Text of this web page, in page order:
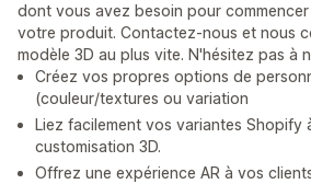
dont vous avez besoin pour
votre produit. Contactez-nous et nous
modèle 3D au plus vite. N'hésitez pas à
Créez vos propres options de
(couleur/textures ou variation
Liez facilement vos variantes Shopify
customisation 3D.
Offrez une expérience AR à vos